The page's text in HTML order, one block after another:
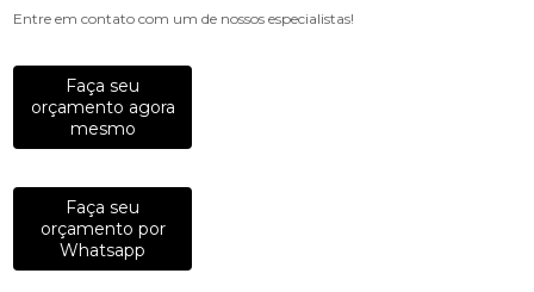
Entre em contato com um de nossos especialistas!
Faça seu
orçamento agora
mesmo
Faça seu
orçamento por
Whatsapp